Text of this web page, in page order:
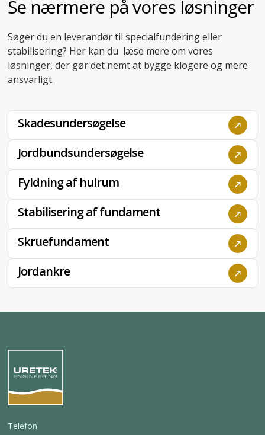
Til erhverv
Se nærmere på vores løsninger
stabilisering? Her kan du læse mere om vores
løsninger, der gør det nemt at bygge klogere og mere
ansvarligt.
Skadesundersøgelse
Jordbundsundersøgelse
Fyldning af hulrum
Stabilisering af fundament